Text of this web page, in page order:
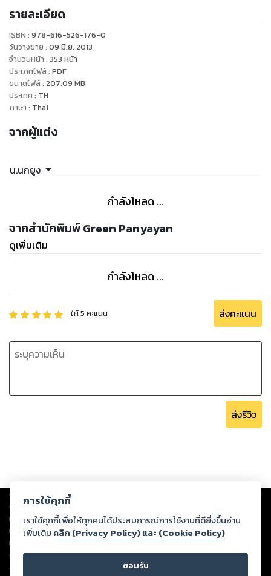
น้อง ที่สายเลือดผสมกลมกลืนกันอย่างเหนียวแน่น
และความเป็นเมืองพี่เมืองน้อง จึงเป็นเรื่องที่มีประโยชน์อย่างมาก ที่
เราจะได้รู้จักกับวัฒนธรรม และประเพณี ความคิด ความเชื่อของ
ชาวจีน ทั้งตำราการรบซุนวู บทประพันธ์ลือชื่ออย่างสามก๊ก คำคม
ปรัชญาต่างๆ ของจีน หรือแม้แต่ภาพเหตุการณ์ของจักวรรดิ์จีนใน
ยุคนั้น สถานการณ์ทางการเมืองและความเป็นอยู่ของประชาชน
ขณะเดียวกันนี้ ผู้เขียนก็ไม่ลืมสิ่งดีงามอันเป็นวัฒนธรรมไทย
วิปัสสนาในพุทธศาสนา ซึ่งเป็นสิ่งที่โดดเด่นของไทยเรา
เมือง “เถ่งไฮ้” ไว้เป็นอนุสรณ์ ที่แสดงถึงเลือดเนื้อเชื้อสายของ
บรรพบุรุษจีน ซึ่งมีความเก่งกล้าสามารถ มีคุณธรรม ช่วยกอบกู้
แผ่นดินสยามจนได้เป็นกษัตริย์ เป็นบุคคลที่มีชื่อเสียงเลื่องลือมา
รายละเอียด
ISBN : 978-616-526-176-0
วันวางขาย : 09 มิ.ย. 2013
จำนวนหน้า : 353 หน้า
ประเภทไฟล์: PDF
ขนาดไฟล์: 207.09 MB
ประเทศ: TH
ภาษา : Thai
จากผู้แต่ง
น.นกยูง
กำลังโหลด ...
จากสำนักพิมพ์ Green Panyayan
ดูเพิ่มเติม
กำลังโหลด ...
ให้5 คะแนน ส่งคะแนน
ส่งรีวิว
Copyright © 2026
ต่อผลงานหรือเนื้อหาใดที่อัปโหลดผ่านเว็บไซต์และปรากฏว่าละเมิดสิทธิใน
ทรัพย์สินทางปัญญาของบุคคลอื่นหรือขัดต่อกฎหมายและศีลธรรม ดังนั้น ผู้อ่าน
ทุกท่านโปรดใช้วิจารณญาณในการกลั่นกรองด้วยตนเอง และหากท่านพบว่าส่วน
หนึ่งส่วนใดขัดต่อกฎหมายและศีลธรรม กรุณาแจ้งมายังบริษัท เพื่อทีมงานจะได้
ดำเนินการในทันที ทั้งนี้ ทางสตอรี่ล็อกขอสงวนลิขสิทธิ์ตามพระราชบัญญัติ
ลิขสิทธิ์ พ.ศ. 2537 (ฉบับล่าสุด)
การใช้คุกกี้
เราใช้คุกกี้เพื่อให้ทุกคนได้ประสบการณ์การใช้งานที่ดียิ่งขึ้นอ่าน
เพิ่มเติม คลิก (Privacy Policy) และ (Cookie Policy)
ยอมรับ